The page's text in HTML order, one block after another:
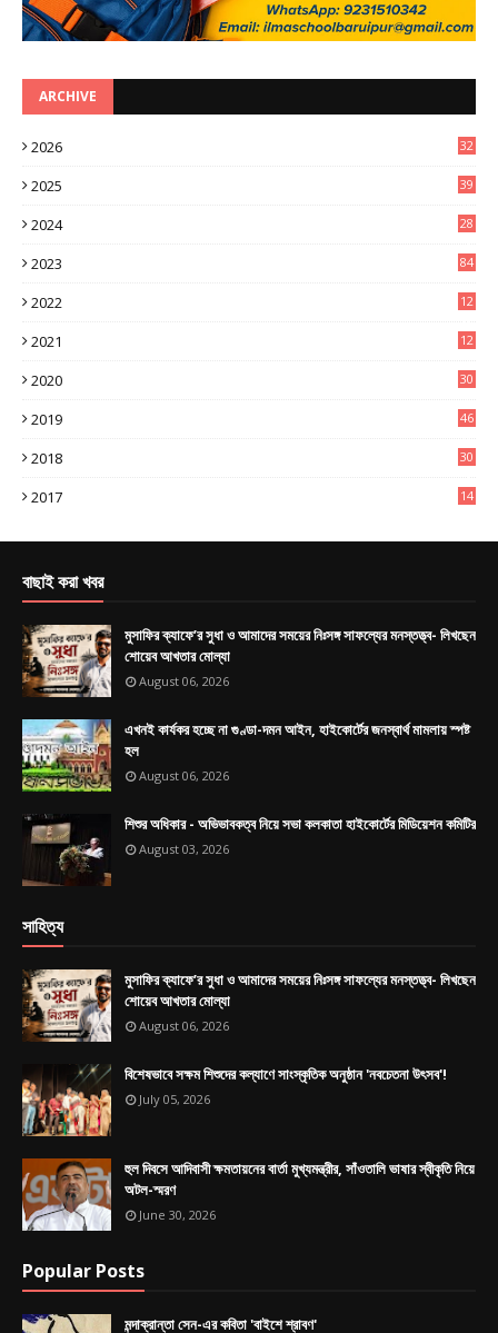
ARCHIVE
2026
32
2025
39
2024
28
2023 84
2022
12
2021
12
2020
30
2019
46
2018
30
2017
14
বাছাই করা খবর
মুসাফির ক্যাফে’র সুধা ও আমাদের সময়ের নিঃসঙ্গ সাফল্যের মনস্তত্ত্ব- লিখছেন
শোয়েব আখতার মোল্যা
August 06, 2026
এখনই কার্যকর হচ্ছে না গুণ্ডা-দমন আইন, হাইকোর্টের জনস্বার্থ মামলায় স্পষ্ট
হল
August 06, 2026
শিশুর অধিকার - অভিভাবকত্ব নিয়ে সভা কলকাতা হাইকোর্টের মিডিয়েশন কমিটির
August 03, 2026
সাহিত্য
মুসাফির ক্যাফে’র সুধা ও আমাদের সময়ের নিঃসঙ্গ সাফল্যের মনস্তত্ত্ব- লিখছেন
শোয়েব আখতার মোল্যা
August 06, 2026
বিশেষভাবে সক্ষম শিশুদের কল্যাণে সাংস্কৃতিক অনুষ্ঠান 'নবচেতনা উৎসব'!
July 05, 2026
হুল দিবসে আদিবাসী ক্ষমতায়নের বার্তা মুখ্যমন্ত্রীর, সাঁওতালি ভাষার স্বীকৃতি নিয়ে
অটল-স্মরণ
June 30, 2026
Popular Posts
মন্দাক্রান্তা সেন-এর কবিতা 'বাইশে শ্রাবণ'